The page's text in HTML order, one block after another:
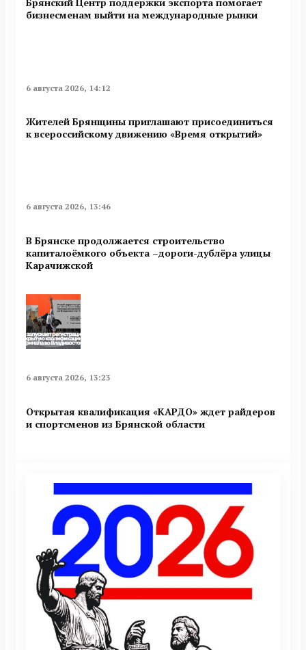
бизнесменам выйти на международные рынки
6 августа 2026, 14:12
Жителей Брянщины приглашают присоединиться
к всероссийскому движению «Время открытий»
6 августа 2026, 13:46
В Брянске продолжается строительство
капиталоёмкого объекта –дороги-дублёра улицы
Карачижской
6 августа 2026, 13:23
Открытая квалификация «КАРДО» ждет райдеров
и спортсменов из Брянской области